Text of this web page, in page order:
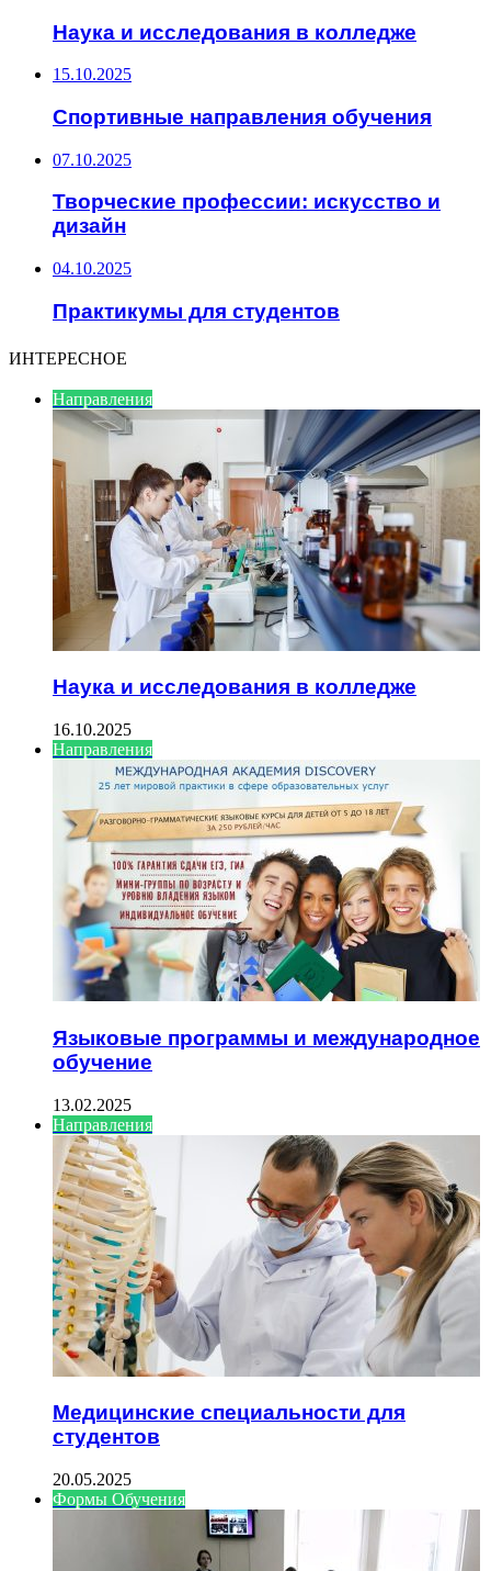
Наука и исследования в колледже
15.10.2025
Спортивные направления обучения
07.10.2025
Творческие профессии: искусство и
дизайн
04.10.2025
Практикумы для студентов
ИНТЕРЕСНОЕ
Направления
Наука и исследования в колледже
16.10.2025
Направления
Языковые программы и международное
обучение
13.02.2025
Направления
Медицинские специальности для
студентов
20.05.2025
Формы Обучения